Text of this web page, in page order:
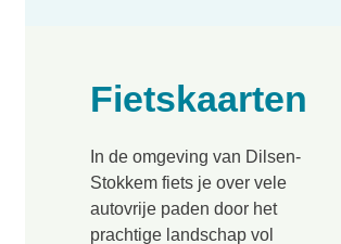
Fietskaarten
In de omgeving van Dilsen-
Stokkem fiets je over vele
autovrije paden door het
prachtige landschap vol